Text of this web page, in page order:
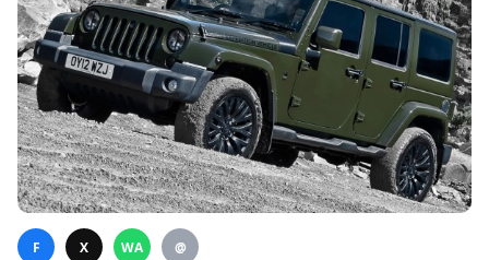
F X WA @